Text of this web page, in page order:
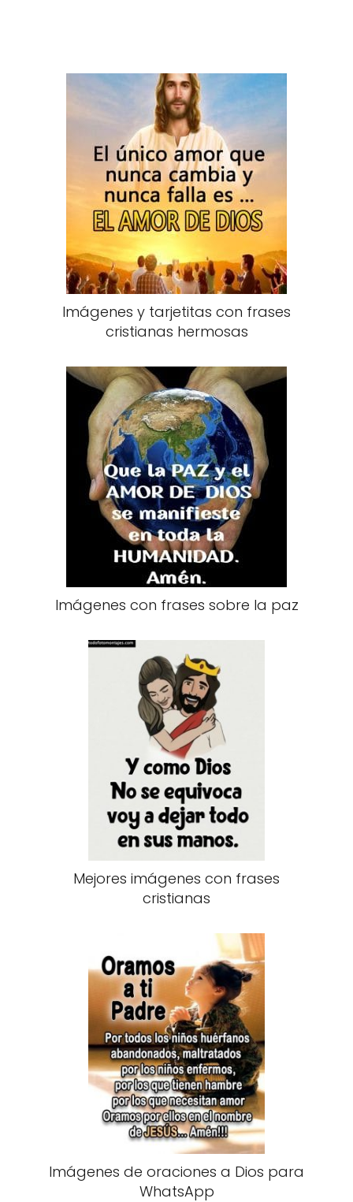
Imágenes y tarjetitas con frases
cristianas hermosas
Imágenes con frases sobre la paz
Mejores imágenes con frases
cristianas
Imágenes de oraciones a Dios para
WhatsApp